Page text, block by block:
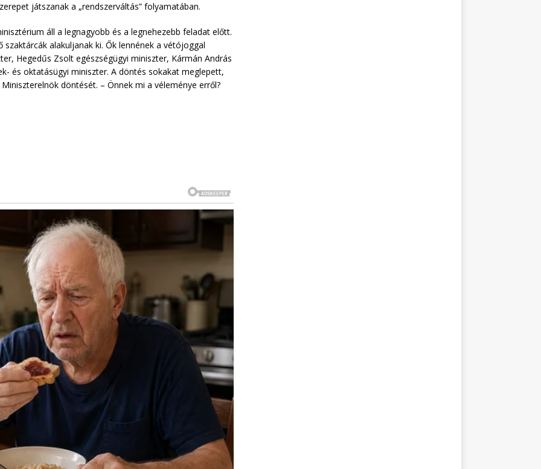
játszanak a „rendszerváltás” folyamatában.
áll a legnagyobb és a legnehezebb feladat előtt.
alakuljanak ki. Ők lennének a vétójoggal
Hegedűs Zsolt egészségügyi miniszter, Kármán András
és oktatásügyi miniszter. A döntés sokakat meglepett,
döntését. – Önnek mi a véleménye erről?